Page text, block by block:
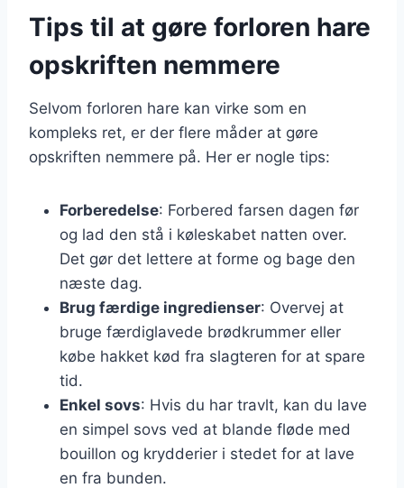
Tips til at gøre forloren hare
opskriften nemmere
Selvom forloren hare kan virke som en
kompleks ret, er der flere måder at gøre
opskriften nemmere på. Her er nogle tips:
Forberedelse: Forbered farsen dagen før
og lad den stå i køleskabet natten over.
Det gør det lettere at forme og bage den
næste dag.
Brug færdige ingredienser: Overvej at
bruge færdiglavede brødkrummer eller
købe hakket kød fra slagteren for at spare
tid.
Enkel sovs: Hvis du har travlt, kan du lave
en simpel sovs ved at blande fløde med
bouillon og krydderier i stedet for at lave
en fra bunden.